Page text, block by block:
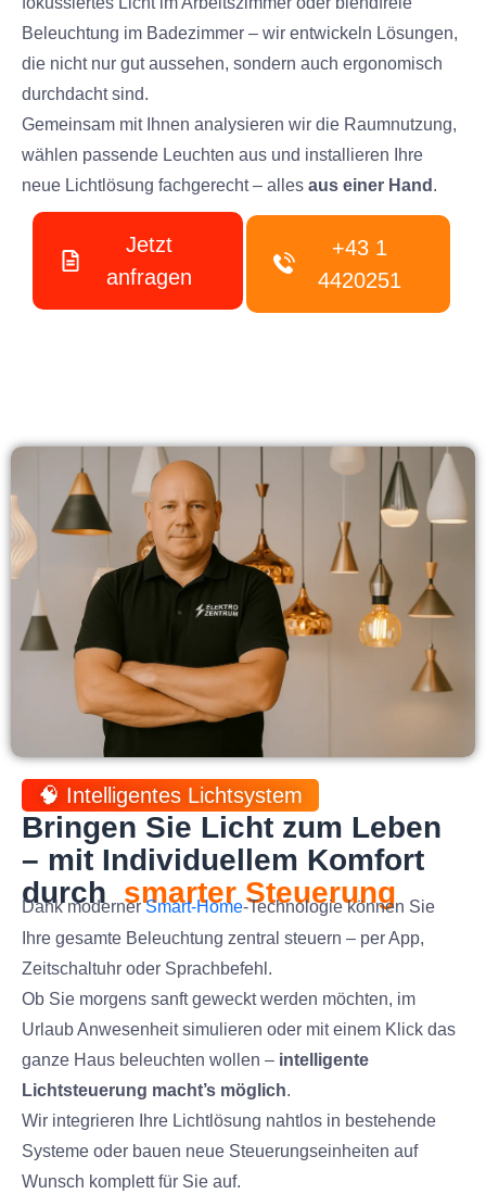
Beleuchtung im Badezimmer – wir entwickeln Lösungen,
die nicht nur gut aussehen, sondern auch ergonomisch
durchdacht sind.
Gemeinsam mit Ihnen analysieren wir die Raumnutzung,
wählen passende Leuchten aus und installieren Ihre
neue Lichtlösung fachgerecht – alles aus einer Hand .
Jetzt
anfragen
+43 1
4420251
🧠 Intelligentes Lichtsystem
Bringen Sie Licht zum Leben
– mit Individuellem Komfort
durch smarter Steuerung
Dank modernerSmart-Home-Technologie können Sie
Ihre gesamte Beleuchtung zentral steuern – per App,
Zeitschaltuhr oder Sprachbefehl.
Ob Sie morgens sanft geweckt werden möchten, im
Urlaub Anwesenheit simulieren oder mit einem Klick das
ganze Haus beleuchten wollen – intelligente
Lichtsteuerung macht’s möglich.
Wir integrieren Ihre Lichtlösung nahtlos in bestehende
Systeme oder bauen neue Steuerungseinheiten auf
Wunsch komplett für Sie auf.